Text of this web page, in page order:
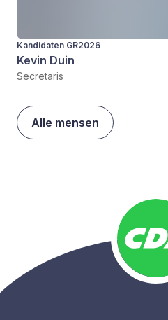
Kandidaten GR2026
Kevin Duin
Secretaris
Alle mensen